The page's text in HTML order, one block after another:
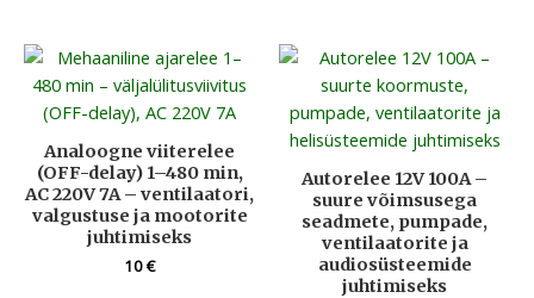
Analoogne viiterelee
(OFF-delay) 1–480 min,
AC 220V 7A – ventilaatori,
valgustuse ja mootorite
juhtimiseks
10€
Autorelee 12V 100A –
suure võimsusega
seadmete, pumpade,
ventilaatorite ja
audiosüsteemide
juhtimiseks